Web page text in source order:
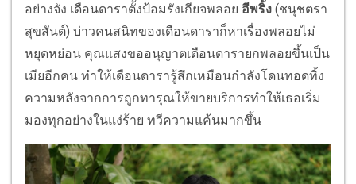
อย่างจัง เดือนดาราตั้งป้อมรังเกียจพลอย อีพริ้ง (ชนุชตรา
สุขสันต์) บ่าวคนสนิทของเดือนดาราก็หาเรื่องพลอยไม่
หยุดหย่อน คุณแสงขออนุญาตเดือนดารายกพลอยขึ้นเป็น
เมียอีกคน ทำให้เดือนดารารู้สึกเหมือนกำลังโดนทอดทิ้ง
ความหลังจากการถูกทารุณให้ขายบริการทำให้เธอเริ่ม
มองทุกอย่างในแง่ร้าย ทวีความแค้นมากขึ้น